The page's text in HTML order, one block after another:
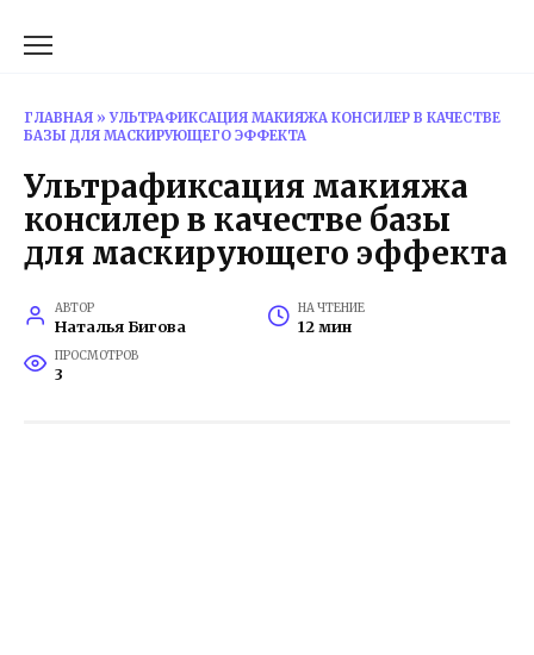
ГЛАВНАЯ »УЛЬТРАФИКСАЦИЯ МАКИЯЖА КОНСИЛЕР В КАЧЕСТВЕ
БАЗЫ ДЛЯ МАСКИРУЮЩЕГО ЭФФЕКТА
Ультрафиксация макияжа
консилер в качестве базы
для маскирующего эффекта
АВТОР
Наталья Бигова
НА ЧТЕНИЕ
12 мин
ПРОСМОТРОВ
3